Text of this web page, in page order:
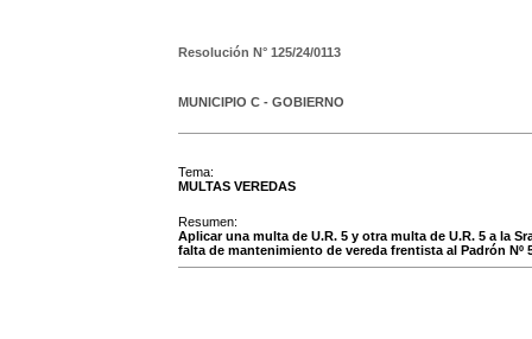
Resolución N° 125/24/0113
MUNICIPIO C - GOBIERNO
Tema:
MULTAS VEREDAS
Resumen:
Aplicar una multa de U.R. 5 y otra multa de U.R. 5 a la
falta de mantenimiento de vereda frentista al Padrón Nº